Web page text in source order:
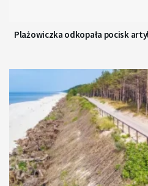
Plażowiczka odkopała pocisk